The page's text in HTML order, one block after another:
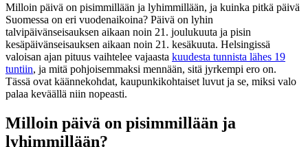
Milloin päivä on pisimmillään ja lyhimmillään, ja kuinka pitkä päivä
Suomessa on eri vuodenaikoina? Päivä on lyhin
talvipäivänseisauksen aikaan noin 21. joulukuuta ja pisin
kesäpäivänseisauksen aikaan noin 21. kesäkuuta. Helsingissä
valoisan ajan pituus vaihtelee vajaasta kuudesta tunnista lähes 19
tuntiin, ja mitä pohjoisemmaksi mennään, sitä jyrkempi ero on.
Tässä ovat käännekohdat, kaupunkikohtaiset luvut ja se, miksi valo
palaa keväällä niin nopeasti.
Milloin päivä on pisimmillään ja
lyhimmillään?